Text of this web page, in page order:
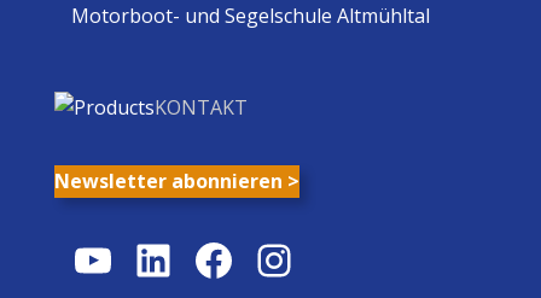
Motorboot- und Segelschule Altmühltal
KONTAKT
Newsletter abonnieren >
YouTube
LinkedIn
Facebook
Instagram